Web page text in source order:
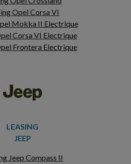
Opel Corsa VI
Mokka II Electrique
Corsa VI Electrique
Frontera Electrique
LEASING
JEEP
Jeep Compass II